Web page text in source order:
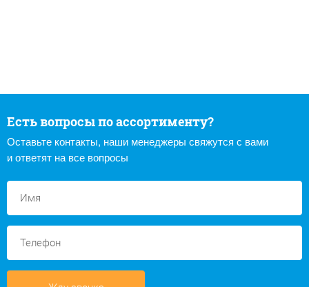
Есть вопросы по ассортименту?
Оставьте контакты, наши менеджеры свяжутся с вами
и ответят на все вопросы